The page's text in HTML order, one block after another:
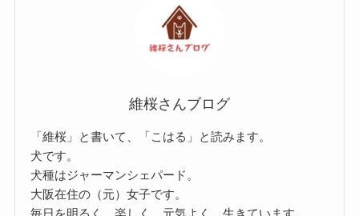
維桜さんブログ
「維桜」と書いて、「こはる」と読みます。
犬です。
犬種はジャーマンシェパード。
大阪在住の（元）女子です。
毎日を明るく、楽しく、元気よく、生きています。